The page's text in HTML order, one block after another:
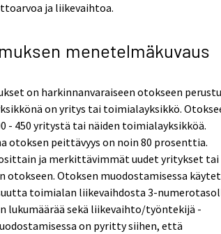
ja liikevaihtoa.
menetelmäkuvaus
on harkinnanvaraiseen otokseen
on yritys tai toimialayksikkö.
- 450 yritystä tai näiden toimialayksikköä.
otoksen peittävyys on noin 80 prosenttia.
ja merkittävimmät uudet yritykset tai
Otoksen muodostamisessa
toimialan liikevaihdosta 3-
lukumäärää sekä liikevaihto/työntekijä -
on pyritty siihen, että